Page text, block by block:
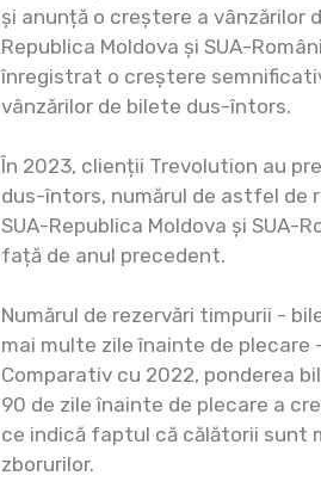
și anunță o creștere a vânzărilor
Republica Moldova și SUA-
înregistrat o creștere
vânzărilor de bilete dus-întors.
În 2023, clienții Trevolution au
dus-întors, numărul de astfel de
SUA-Republica Moldova și SUA-
față de anul precedent.
Numărul de rezervări timpurii -
mai multe zile înainte de plecare
Comparativ cu 2022, ponderea
90 de zile înainte de plecare a
ce indică faptul că călătorii sunt
zborurilor.